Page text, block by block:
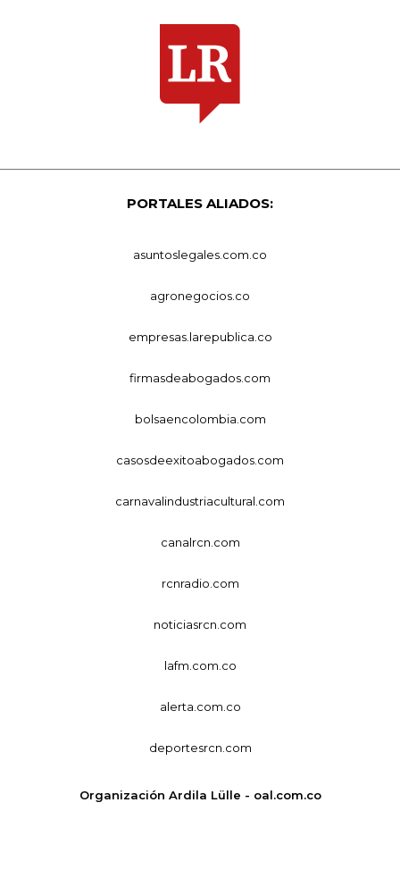
PORTALES ALIADOS:
asuntoslegales.com.co
agronegocios.co
empresas.larepublica.co
firmasdeabogados.com
bolsaencolombia.com
casosdeexitoabogados.com
carnavalindustriacultural.com
canalrcn.com
rcnradio.com
noticiasrcn.com
lafm.com.co
alerta.com.co
deportesrcn.com
Organización Ardila Lülle - oal.com.co